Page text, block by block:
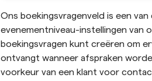
Ons boekingsvragenveld is een
evenementniveau-instellingen van
boekingsvragen kunt creëren om
ontvangt wanneer afspraken
voorkeur van een klant voor